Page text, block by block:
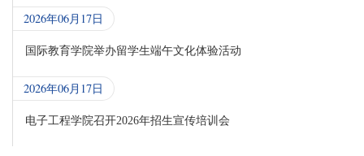
2026年06月17日
国际教育学院举办留学生端午文化体验活动
2026年06月17日
电子工程学院召开2026年招生宣传培训会